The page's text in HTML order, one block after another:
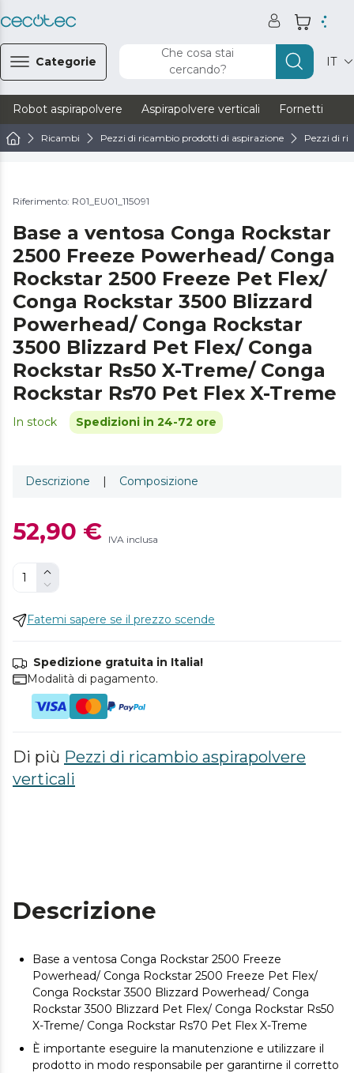
Categorie
Che cosa stai
cercando?
IT
Robot aspirapolvere Aspirapolvere verticali Fornetti
Ricambi Pezzi di ricambio prodotti di aspirazione Pezzi di
Riferimento: R01_EU01_115091
Base a ventosa Conga Rockstar
2500 Freeze Powerhead/ Conga
Rockstar 2500 Freeze Pet Flex/
Conga Rockstar 3500 Blizzard
Powerhead/ Conga Rockstar
3500 Blizzard Pet Flex/ Conga
Rockstar Rs50 X-Treme/ Conga
Rockstar Rs70 Pet Flex X-Treme
In stock Spedizioni in 24-72 ore
Descrizione | Composizione
52,90 € IVA inclusa
Fatemi sapere se il prezzo scende
Spedizione gratuita in Italia!
Modalità di pagamento.
Di più Pezzi di ricambio aspirapolvere
verticali
Descrizione
Base a ventosa Conga Rockstar 2500 Freeze
Powerhead/ Conga Rockstar 2500 Freeze Pet Flex/
Conga Rockstar 3500 Blizzard Powerhead/ Conga
Rockstar 3500 Blizzard Pet Flex/ Conga Rockstar Rs50
X-Treme/ Conga Rockstar Rs70 Pet Flex X-Treme
È importante eseguire la manutenzione e utilizzare il
prodotto in modo responsabile per garantirne il corretto